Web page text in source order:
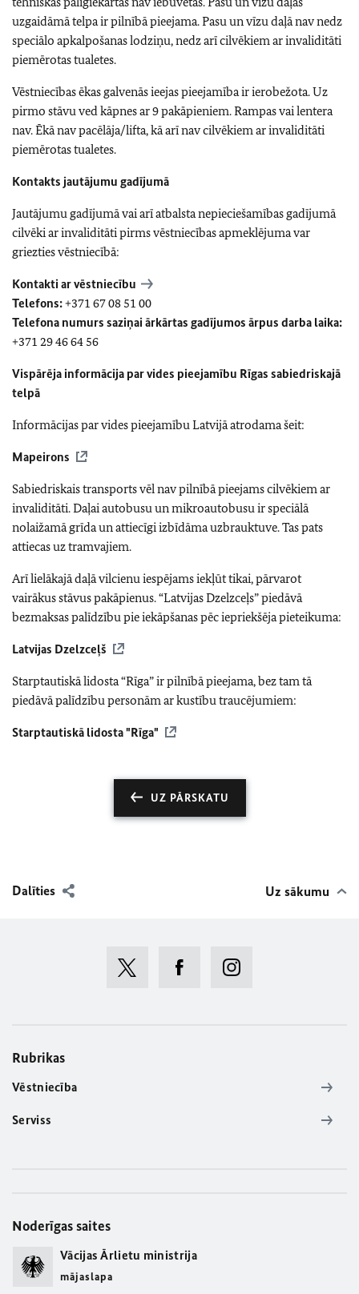
uzgaidāmā telpa ir pilnībā pieejama. Pasu un vīzu daļā nav nedz
speciālo apkalpošanas lodziņu, nedz arī cilvēkiem ar invaliditāti
piemērotas tualetes.
Vēstniecības ēkas galvenās ieejas pieejamība ir ierobežota. Uz
pirmo stāvu ved kāpnes ar 9 pakāpieniem. Rampas vai lentera
nav. Ēkā nav pacēlāja/lifta, kā arī nav cilvēkiem ar invaliditāti
piemērotas tualetes.
Kontakts jautājumu gadījumā
Jautājumu gadījumā vai arī atbalsta nepieciešamības gadījumā
cilvēki ar invaliditāti pirms vēstniecības apmeklējuma var
griezties vēstniecībā:
Kontakti ar vēstniecību
Telefons:+371 67 08 51 00
Telefona numurs saziņai ārkārtas gadījumos ārpus darba laika:
+371 29 46 64 56
Vispārēja informācija par vides pieejamību Rīgas sabiedriskajā
telpā
Informācijas par vides pieejamību Latvijā atrodama šeit:
Mapeirons
Sabiedriskais transports vēl nav pilnībā pieejams cilvēkiem ar
invaliditāti. Daļai autobusu un mikroautobusu ir speciālā
nolaižamā grīda un attiecīgi izbīdāma uzbrauktuve. Tas pats
attiecas uz tramvajiem.
Arī lielākajā daļā vilcienu iespējams iekļūt tikai, pārvarot
vairākus stāvus pakāpienus. “Latvijas Dzelzceļs” piedāvā
bezmaksas palīdzību pie iekāpšanas pēc iepriekšēja pieteikuma:
Latvijas Dzelzceļš
Starptautiskā lidosta “Rīga” ir pilnībā pieejama, bez tam tā
piedāvā palīdzību personām ar kustību traucējumiem:
Starptautiskā lidosta "Rīga"
UZ PĀRSKATU
Dalīties Uz sākumu
Rubrikas
Vēstniecība
Serviss
Noderīgas saites
Vācijas Ārlietu ministrija
mājaslapa